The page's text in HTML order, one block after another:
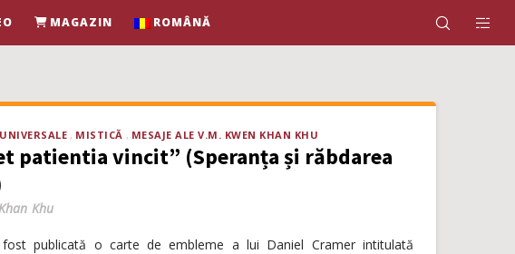
MAGAZIN ROMÂNĂ
MISTICĂ MESAJE ALE V.M. KWEN KHAN KHU
patientia vincit” (Speranța și răbdarea
Khu
publicată o carte de embleme a lui Daniel Cramer intitulată